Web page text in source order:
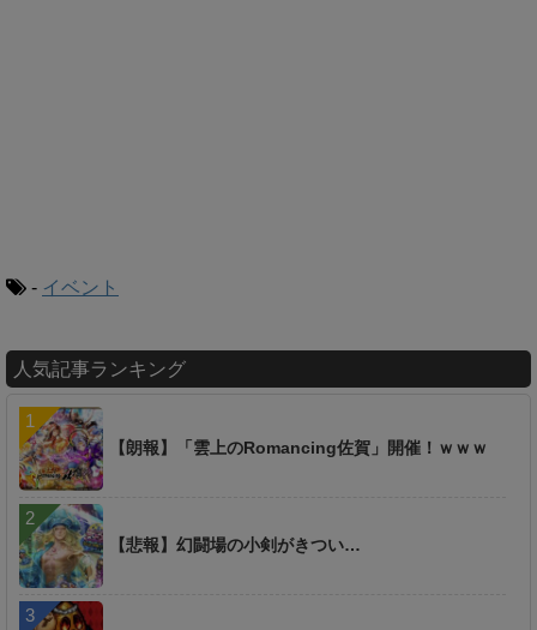
- イベント
人気記事ランキング
【朗報】「雲上のRomancing佐賀」開催！ｗｗｗ
【悲報】幻闘場の小剣がきつい…